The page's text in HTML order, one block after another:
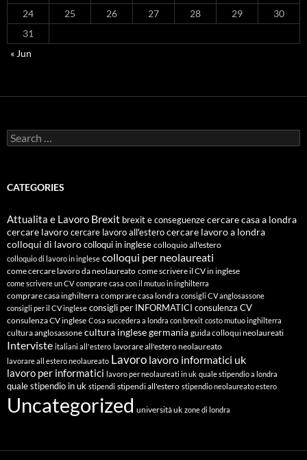
24
25 26 27 28 29
30
31
« Jun
Search
for:
CATEGORIES
Attualita e Lavoro Brexit brexit e conseguenzecercare casa a londra
cercare lavorocercare lavoro all'esterocercare lavoro a londra
colloqui di lavorocolloqui in inglese colloquio all'estero
colloquio di lavoro in inglese colloqui per neolaureati
come cercare lavoro da neolaureato come scrivere il CV in inglese
come scrivere un CV comprare casa con il mutuo in inghilterra
comprare casa inghilterra comprare casa londra consigli CV anglosassone
consigli per il CV inglese consigli per INFORMATICI consulenza CV
consulenza CV inglese Cosa succedera a londra con brexit costo mutuo inghilterra
cultura anglosassone cultura inglesegermania guida colloqui neolaureati
Interviste italiani all'estero lavorare all'estero neolaureato
lavorare all estero neolaureato Lavoro lavoro informatici uk
lavoro per informatici lavoro per neolaureati in uk quale stipendio a londra
quale stipendio in uk stipendi stipendi all'estero stipendio neolaureato estero
Uncategorized università uk zone di londra